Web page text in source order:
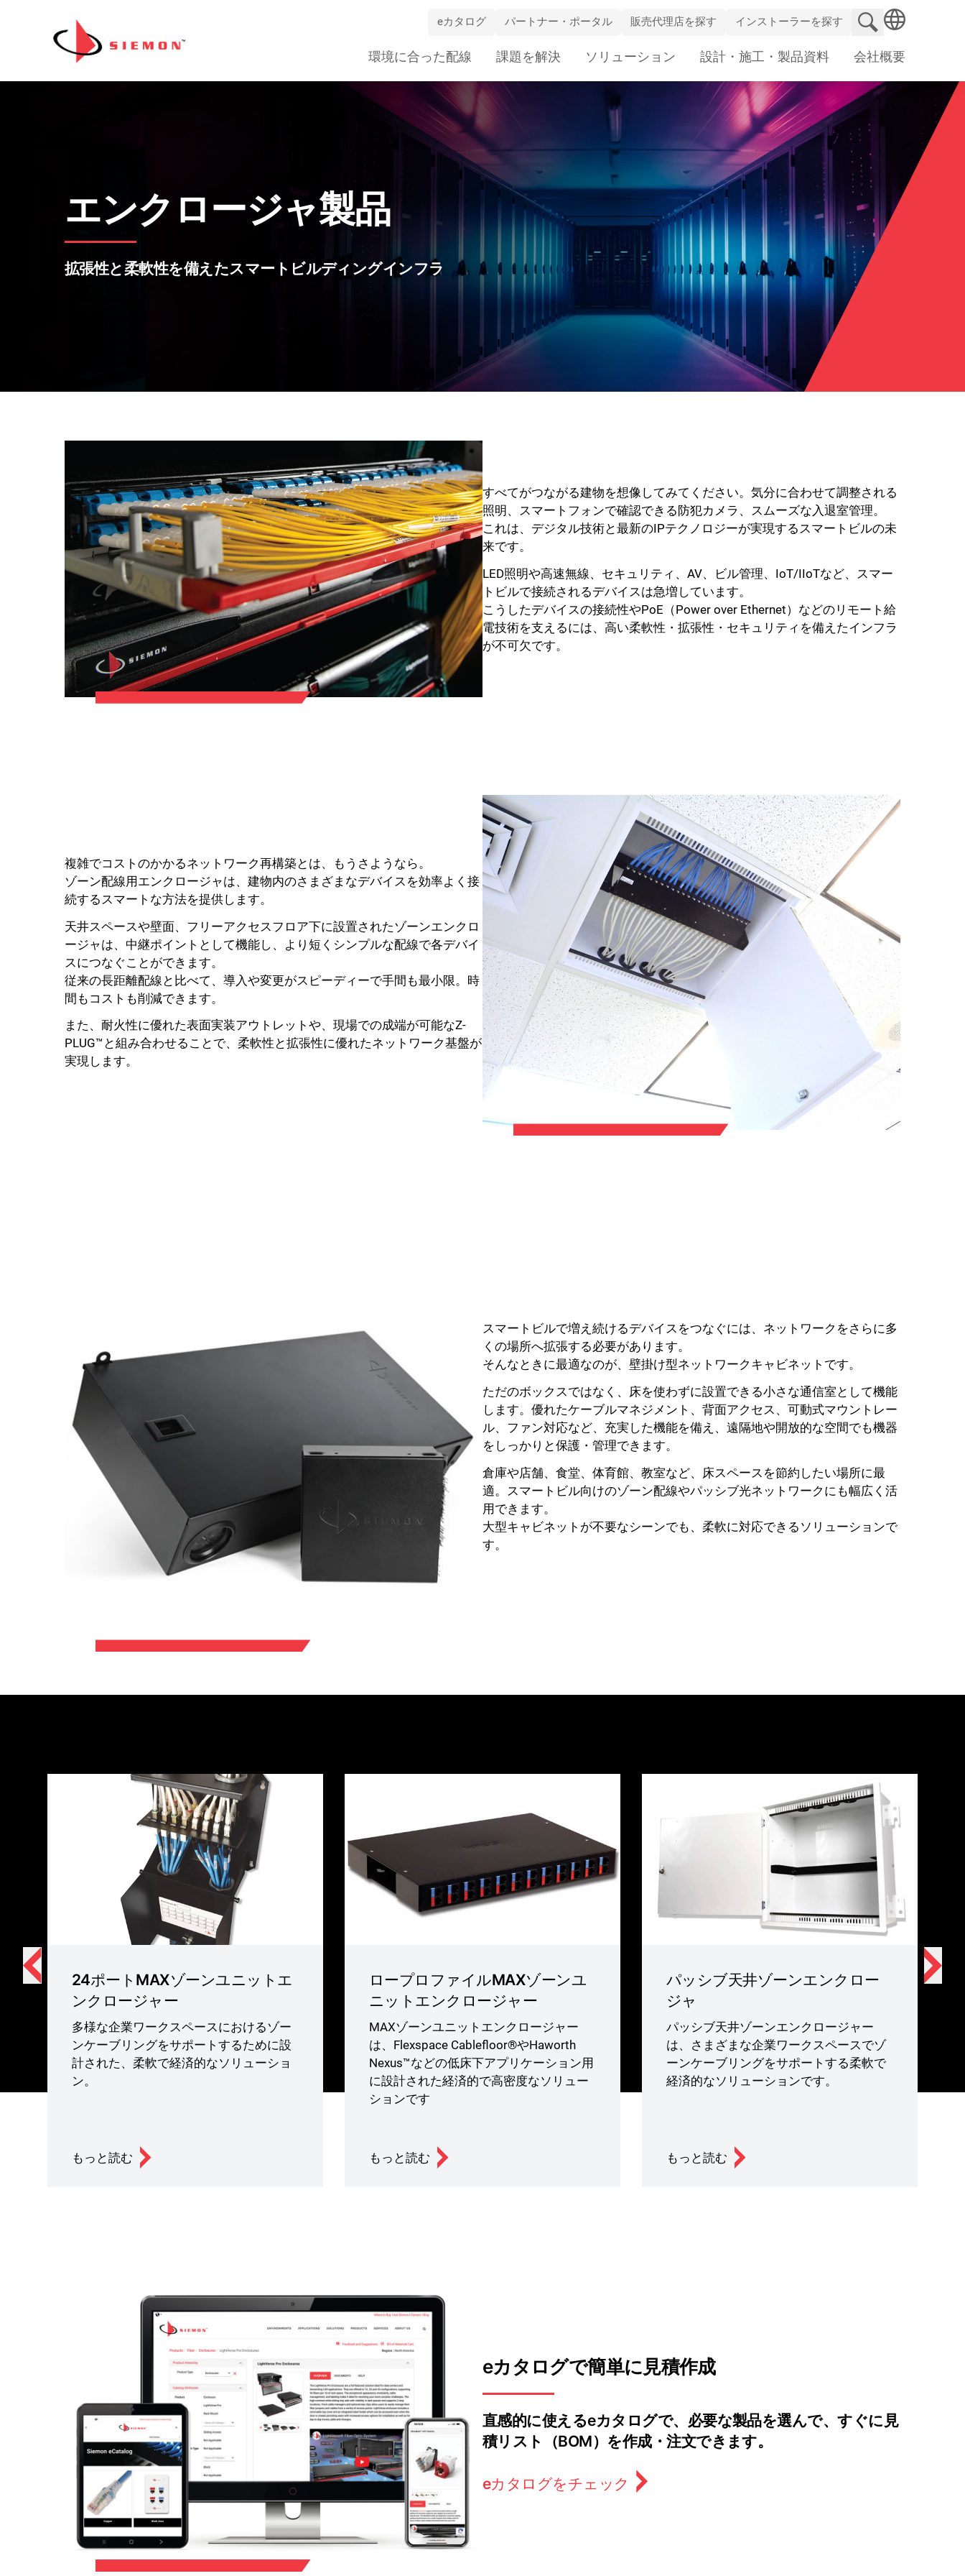
eカタログ パートナー・ポータル 販売代理店を探す インストーラーを探す
検索サイト
Navigation
環境に合った配線 課題を解決 ソリューション 設計・施工・製品資料 会社概要
エンクロージャ製品
拡張性と柔軟性を備えたスマートビルディングインフラ
すべてがつながる建物を想像してみてください。気分に合わせて調整される
照明、スマートフォンで確認できる防犯カメラ、スムーズな入退室管理。
これは、デジタル技術と最新のIPテクノロジーが実現するスマートビルの未
来です。
LED照明や高速無線、セキュリティ、AV、ビル管理、IoT/IIoTなど、スマー
トビルで接続されるデバイスは急増しています。
こうしたデバイスの接続性やPoE（Power over Ethernet）などのリモート給
電技術を支えるには、高い柔軟性・拡張性・セキュリティを備えたインフラ
が不可欠です。
複雑でコストのかかるネットワーク再構築とは、もうさようなら。
ゾーン配線用エンクロージャは、建物内のさまざまなデバイスを効率よく接
続するスマートな方法を提供します。
天井スペースや壁面、フリーアクセスフロア下に設置されたゾーンエンクロ
ージャは、中継ポイントとして機能し、より短くシンプルな配線で各デバイ
スにつなぐことができます。
従来の長距離配線と比べて、導入や変更がスピーディーで手間も最小限。時
間もコストも削減できます。
また、耐火性に優れた表面実装アウトレットや、現場での成端が可能なZ-
PLUG™と組み合わせることで、柔軟性と拡張性に優れたネットワーク基盤が
実現します。
スマートビルで増え続けるデバイスをつなぐには、ネットワークをさらに多
くの場所へ拡張する必要があります。
そんなときに最適なのが、壁掛け型ネットワークキャビネットです。
ただのボックスではなく、床を使わずに設置できる小さな通信室として機能
します。優れたケーブルマネジメント、背面アクセス、可動式マウントレー
ル、ファン対応など、充実した機能を備え、遠隔地や開放的な空間でも機器
をしっかりと保護・管理できます。
倉庫や店舗、食堂、体育館、教室など、床スペースを節約したい場所に最
適。スマートビル向けのゾーン配線やパッシブ光ネットワークにも幅広く活
用できます。
大型キャビネットが不要なシーンでも、柔軟に対応できるソリューションで
す。
24ポートMAXゾーンユニットエ
ンクロージャー
多様な企業ワークスペースにおけるゾー
ンケーブリングをサポートするために設
計された、柔軟で経済的なソリューショ
ン。
もっと読む
ロープロファイルMAXゾーンユ
ニットエンクロージャー
MAXゾーンユニットエンクロージャー
は、Flexspace Cablefloor®やHaworth
Nexus™などの低床下アプリケーション用
に設計された経済的で高密度なソリュー
ションです
もっと読む
パッシブ天井ゾーンエンクロー
ジャ
パッシブ天井ゾーンエンクロージャー
は、さまざまな企業ワークスペースでゾ
ーンケーブリングをサポートする柔軟で
経済的なソリューションです。
もっと読む
eカタログで簡単に見積作成
直感的に使えるeカタログで、必要な製品を選んで、すぐに見
積リスト（BOM）を作成・注文できます。
eカタログをチェック